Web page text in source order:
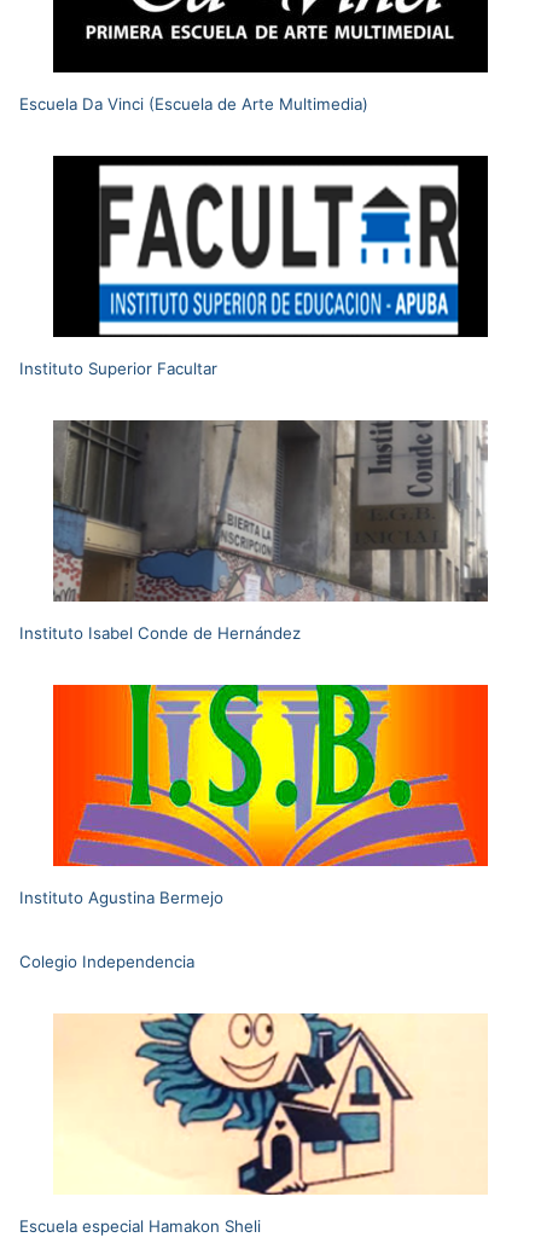
Escuela Da Vinci (Escuela de Arte Multimedia)
Instituto Superior Facultar
Instituto Isabel Conde de Hernández
Instituto Agustina Bermejo
Colegio Independencia
Escuela especial Hamakon Sheli